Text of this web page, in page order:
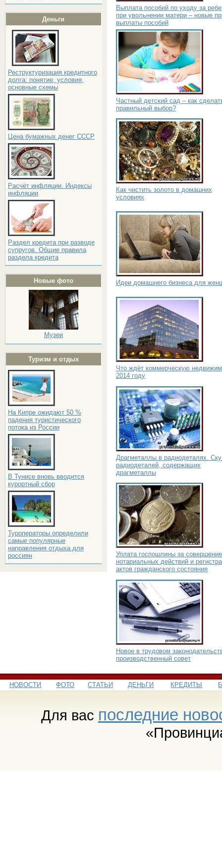
Деньги
Реструктуризация кредитного
долга: понятие, условия,
основные схемы
Цена бумажных денег СССР
Расчёт инфляции. Индексы
инфляции
Раздел кредита при разводе
супругов. Общие правила
раздела кредита
Новые фото
Музеи
Туризм и отдых
На Кипре ожидают 50 %
падения туристического
потока из России
В Тунисе вновь вводится
курортный сбор
Туроператоры определили
самые популярные
направления отдыха для
россиян
Выплата пособий по уходу за
при увольнении матери – новые
выплаты пособий
Частный детский сад – как
правильный выбор?
Как чистить золото в домашних
условиях
Идеи домашнего бизнеса для
Что ждёт коммерческую
2014 году
Драгметаллы в радиодеталях.
радиодеталей, содержащих
драгметаллы
Уплата госпошлины за совершение
нотариальных действий и
актов гражданского состояния
Новое в трудовом
производственный совет
НОВОСТИ ФОТО СТАТЬИ ДЕНЬГИ КРЕДИТЫ
Для вас последние